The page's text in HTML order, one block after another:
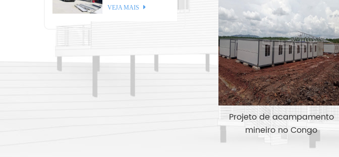
Projeto de acampamento
mineiro no Congo
empilhável
VEJA MAIS